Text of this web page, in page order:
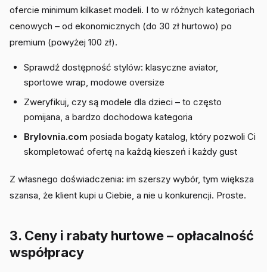
ofercie minimum kilkaset modeli. I to w różnych kategoriach
cenowych – od ekonomicznych (do 30 zł hurtowo) po
premium (powyżej 100 zł).
Sprawdź dostępność stylów: klasyczne aviator,
sportowe wrap, modowe oversize
Zweryfikuj, czy są modele dla dzieci – to często
pomijana, a bardzo dochodowa kategoria
Brylovnia.com posiada bogaty katalog, który pozwoli Ci
skompletować ofertę na każdą kieszeń i każdy gust
Z własnego doświadczenia: im szerszy wybór, tym większa
szansa, że klient kupi u Ciebie, a nie u konkurencji. Proste.
3. Ceny i rabaty hurtowe – opłacalność
współpracy